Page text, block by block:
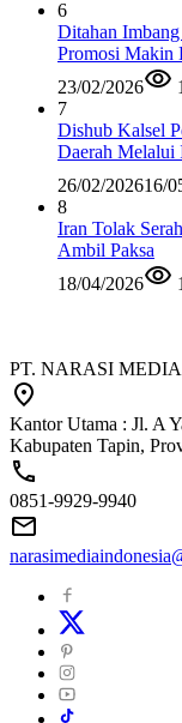
6
Ditahan
Promosi Makin
23/02/2026
7
Dishub Kalsel
Daerah Melalui
26/02/202616/
8
Iran Tolak
Ambil Paksa
18/04/2026
PT. NARASI
Kantor Utama : Jl. A
Kabupaten Tapin,
0851-9929-9940